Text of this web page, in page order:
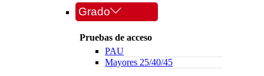
Grado
Pruebas de acceso
PAU
Mayores 25/40/45